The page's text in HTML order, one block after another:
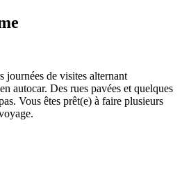
journées de visites alternant
autocar. Des rues pavées et quelques
Vous êtes prêt(e) à faire plusieurs